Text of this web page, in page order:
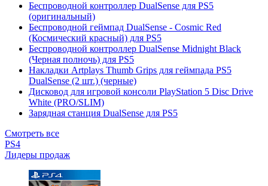
Беспроводной контроллер DualSense для PS5
(оригинальный)
Беспроводной геймпад DualSense - Cosmic Red
(Космический красный) для PS5
Беспроводной контроллер DualSense Midnight Black
(Черная полночь) для PS5
Накладки Artplays Thumb Grips для геймпада PS5
DualSense (2 шт.) (черные)
Дисковод для игровой консоли PlayStation 5 Disc Drive
White (PRO/SLIM)
Зарядная станция DualSense для PS5
Смотреть все
PS4
Лидеры продаж